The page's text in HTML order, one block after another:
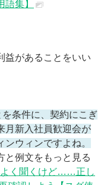
集】
益があることをいい
を条件に、契約にこぎ
月新入社員歓迎会が
ウィンですよね。
と例文をもっと見る
よく聞くけど……正し